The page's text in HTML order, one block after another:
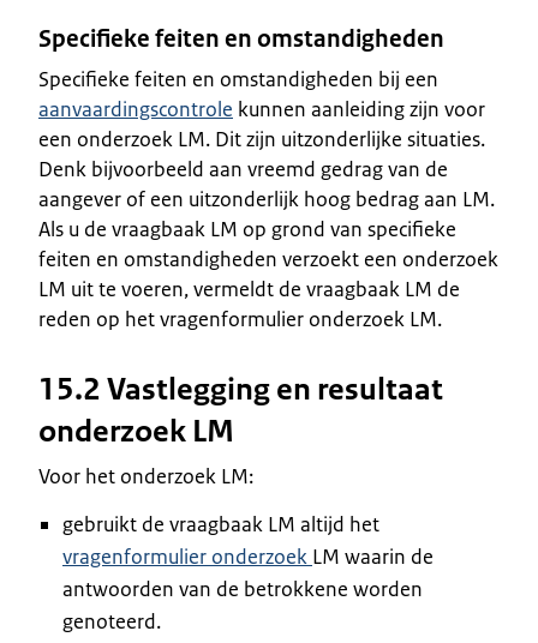
Specifieke feiten en omstandigheden
Specifieke feiten en omstandigheden bij een
aanvaardingscontrole kunnen aanleiding zijn voor
een onderzoek LM. Dit zijn uitzonderlijke situaties.
Denk bijvoorbeeld aan vreemd gedrag van de
aangever of een uitzonderlijk hoog bedrag aan LM.
Als u de vraagbaak LM op grond van specifieke
feiten en omstandigheden verzoekt een onderzoek
LM uit te voeren, vermeldt de vraagbaak LM de
reden op het vragenformulier onderzoek LM.
15.2 Vastlegging en resultaat
onderzoek LM
Voor het onderzoek LM:
gebruikt de vraagbaak LM altijd het
vragenformulier onderzoek LM waarin de
antwoorden van de betrokkene worden
genoteerd.